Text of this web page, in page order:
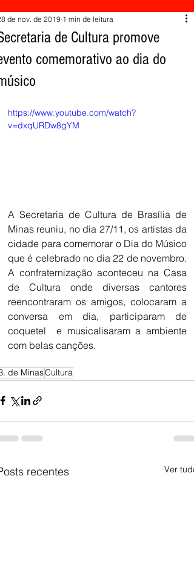
de Cultura promove
comemorativo ao dia do
de nov. de 2019 1 min de leitura
https://www.youtube.com/watch?
v=dxqURDw8gYM
A Secretaria de Cultura de Brasília de
Minas reuniu, no dia 27/11, os artistas da
cidade para comemorar o Dia do Músico
que é celebrado no dia 22 de novembro.
A confraternização aconteceu na Casa
de Cultura onde diversas cantores
reencontraram os amigos, colocaram a
conversa em dia, participaram de
coquetel  e musicalisaram a ambiente
com belas canções.
de MinasCultura
recentes Ver tudo